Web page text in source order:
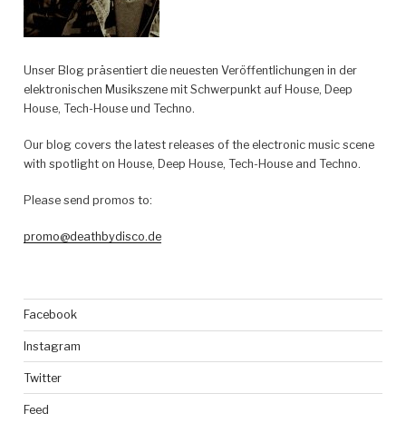
Unser Blog präsentiert die neuesten Veröffentlichungen in der
elektronischen Musikszene mit Schwerpunkt auf House, Deep
House, Tech-House und Techno.
Our blog covers the latest releases of the electronic music scene
with spotlight on House, Deep House, Tech-House and Techno.
Please send promos to:
promo@deathbydisco.de
Facebook
Instagram
Twitter
Feed